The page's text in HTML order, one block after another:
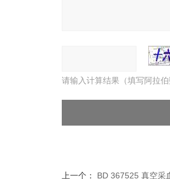
请输入计算结果（填写阿拉
上一个： BD 367525 真空采